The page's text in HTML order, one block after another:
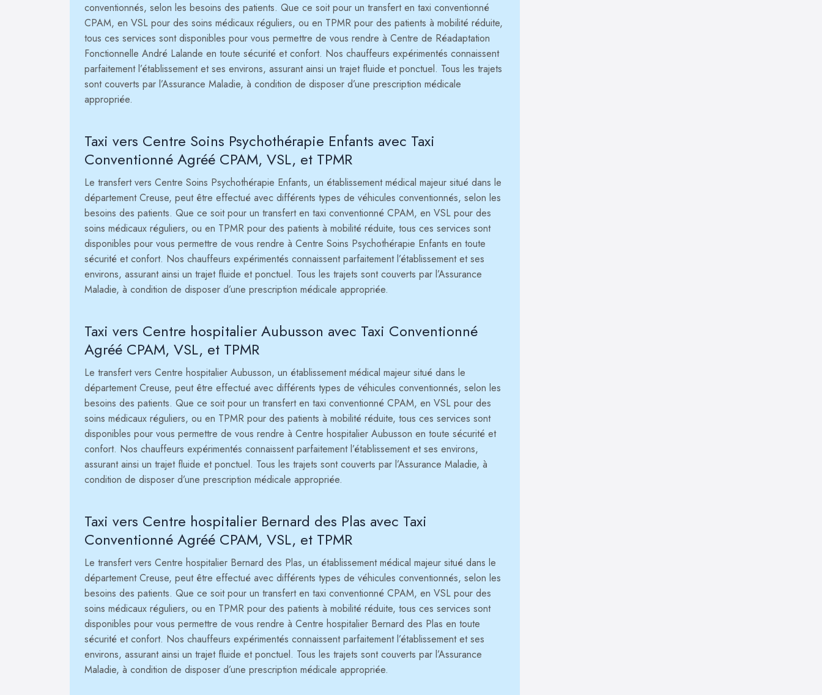
conventionnés, selon les besoins des patients. Que ce soit pour un transfert en taxi conventionné
CPAM, en VSL pour des soins médicaux réguliers, ou en TPMR pour des patients à mobilité réduite,
tous ces services sont disponibles pour vous permettre de vous rendre à Centre de Réadaptation
Fonctionnelle André Lalande en toute sécurité et confort. Nos chauffeurs expérimentés connaissent
parfaitement l’établissement et ses environs, assurant ainsi un trajet fluide et ponctuel. Tous les trajets
sont couverts par l’Assurance Maladie, à condition de disposer d’une prescription médicale
appropriée.
Taxi vers Centre Soins Psychothérapie Enfants avec Taxi
Conventionné Agréé CPAM, VSL, et TPMR
Le transfert vers Centre Soins Psychothérapie Enfants, un établissement médical majeur situé dans le
département Creuse, peut être effectué avec différents types de véhicules conventionnés, selon les
besoins des patients. Que ce soit pour un transfert en taxi conventionné CPAM, en VSL pour des
soins médicaux réguliers, ou en TPMR pour des patients à mobilité réduite, tous ces services sont
disponibles pour vous permettre de vous rendre à Centre Soins Psychothérapie Enfants en toute
sécurité et confort. Nos chauffeurs expérimentés connaissent parfaitement l’établissement et ses
environs, assurant ainsi un trajet fluide et ponctuel. Tous les trajets sont couverts par l’Assurance
Maladie, à condition de disposer d’une prescription médicale appropriée.
Taxi vers Centre hospitalier Aubusson avec Taxi Conventionné
Agréé CPAM, VSL, et TPMR
Le transfert vers Centre hospitalier Aubusson, un établissement médical majeur situé dans le
département Creuse, peut être effectué avec différents types de véhicules conventionnés, selon les
besoins des patients. Que ce soit pour un transfert en taxi conventionné CPAM, en VSL pour des
soins médicaux réguliers, ou en TPMR pour des patients à mobilité réduite, tous ces services sont
disponibles pour vous permettre de vous rendre à Centre hospitalier Aubusson en toute sécurité et
confort. Nos chauffeurs expérimentés connaissent parfaitement l’établissement et ses environs,
assurant ainsi un trajet fluide et ponctuel. Tous les trajets sont couverts par l’Assurance Maladie, à
condition de disposer d’une prescription médicale appropriée.
Taxi vers Centre hospitalier Bernard des Plas avec Taxi
Conventionné Agréé CPAM, VSL, et TPMR
Le transfert vers Centre hospitalier Bernard des Plas, un établissement médical majeur situé dans le
département Creuse, peut être effectué avec différents types de véhicules conventionnés, selon les
besoins des patients. Que ce soit pour un transfert en taxi conventionné CPAM, en VSL pour des
soins médicaux réguliers, ou en TPMR pour des patients à mobilité réduite, tous ces services sont
disponibles pour vous permettre de vous rendre à Centre hospitalier Bernard des Plas en toute
sécurité et confort. Nos chauffeurs expérimentés connaissent parfaitement l’établissement et ses
environs, assurant ainsi un trajet fluide et ponctuel. Tous les trajets sont couverts par l’Assurance
Maladie, à condition de disposer d’une prescription médicale appropriée.